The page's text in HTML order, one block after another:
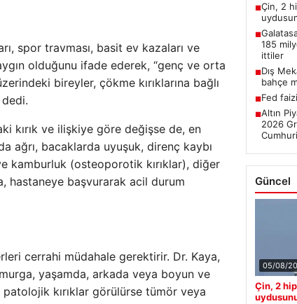
spor travması, basit ev kazaları ve
olduğunu ifade ederek, “genç ve orta
bireyler, çökme kırıklarına bağlı
kırık ve ilişkiye göre değişse de, en
ağrı, bacaklarda uyuşuk, direnç kaybı
kamburluk (osteoporotik kırıklar), diğer
hastaneye başvurarak acil durum
cerrahi müdahale gerektirir. Dr. Kaya,
yaşamda, arkada veya boyun ve
kırıklar görülürse tümör veya
■Çin, 2
■
185
ittiler
■Dış
bahçe
■Fed
■Altın
2026
Güncel
05/08/
Çin, 2